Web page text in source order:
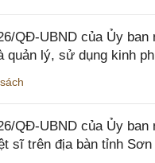
QĐ-UBND của Ủy
quản lý, sử dụng kinh
QĐ-UBND của Ủy
sĩ trên địa bàn tỉnh Sơn